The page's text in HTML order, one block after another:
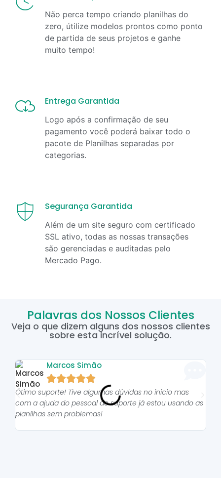
Não perca tempo criando planilhas do
zero, útilize modelos prontos como ponto
de partida de seus projetos e ganhe
muito tempo!
Entrega Garantida
Logo após a confirmação de seu
pagamento você poderá baixar todo o
pacote de Planilhas separadas por
categorias.
Segurança Garantida
Além de um site seguro com certificado
SSL ativo, todas as nossas transações
são gerenciadas e auditadas pelo
Mercado Pago.
Palavras dos Nossos Clientes
Veja o que dizem alguns dos nossos clientes
sobre esta incrível solução.
Marcos Simão

Ótimo suporte! Tive algumas dúvidas no inicio mas
com a ajuda do pessoal do suporte já estou usando as
planilhas sem problemas!